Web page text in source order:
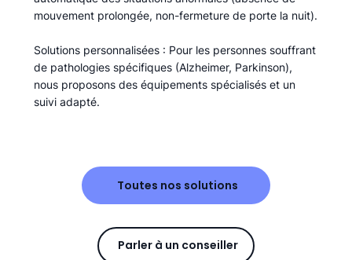
mouvement prolongée, non-fermeture de porte la nuit).
Solutions personnalisées : Pour les personnes souffrant
de pathologies spécifiques (Alzheimer, Parkinson),
nous proposons des équipements spécialisés et un
suivi adapté.
Toutes nos solutions
Parler à un conseiller